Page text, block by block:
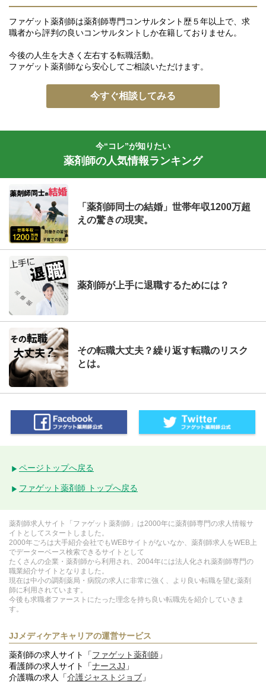
ファゲット薬剤師は薬剤師専門コンサルタント歴５年以上で、求
職者から評判の良いコンサルタントしか在籍しておりません。
今後の人生を大きく左右する転職活動。
ファゲット薬剤師なら安心してご相談いただけます。
今すぐ相談してみる
今“コレ”が知りたい
薬剤師の人気情報ランキング
「薬剤師同士の結婚」世帯年収1200万超
えの驚きの現実。
薬剤師が上手に退職するためには？
その転職大丈夫？繰り返す転職のリスク
とは。
ページトップへ戻る
ファゲット薬剤師 トップへ戻る
薬剤師求人サイト「ファゲット薬剤師」は2000年に薬剤師専門の求人情報サ
イトとしてスタートしました。
2000年ごろは大手紹介会社でもWEBサイトがないなか、薬剤師求人をWEB上
でデーターベース検索できるサイトとして
たくさんの企業・薬剤師から利用され、2004年には法人化され薬剤師専門の
職業紹介サイトとなりました。
現在は中小の調剤薬局・病院の求人に非常に強く、より良い転職を望む薬剤
師に利用されています。
今後も求職者ファーストにたった理念を持ち良い転職先を紹介していきま
す。
JJメディケアキャリアの運営サービス
薬剤師の求人サイト「ファゲット薬剤師 」
看護師の求人サイト「ナースJJ 」
介護職の求人「介護ジャストジョブ 」